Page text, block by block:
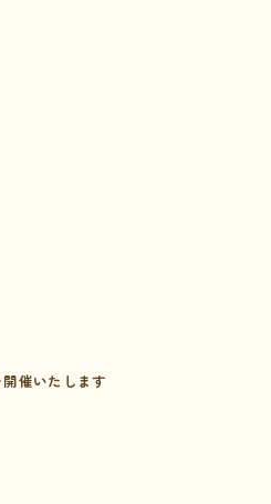
催いたします